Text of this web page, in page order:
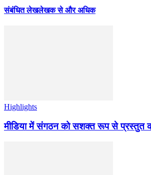
संबंधित लेखलेखक से और अधिक
Highlights
मीडिया में संगठन को सशक्त रूप से प्रस्तुत